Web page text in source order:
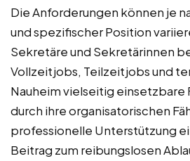
Die Anforderungen können je
und spezifischer Position
Sekretäre und Sekretärinnen
Vollzeitjobs, Teilzeitjobs und
Nauheim vielseitig einsetzbare
durch ihre organisatorischen
professionelle Unterstützung
Beitrag zum reibungslosen